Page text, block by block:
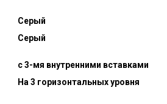
Серый
Серый
с 3-мя внутренними вставками
На 3 горизонтальных уровня